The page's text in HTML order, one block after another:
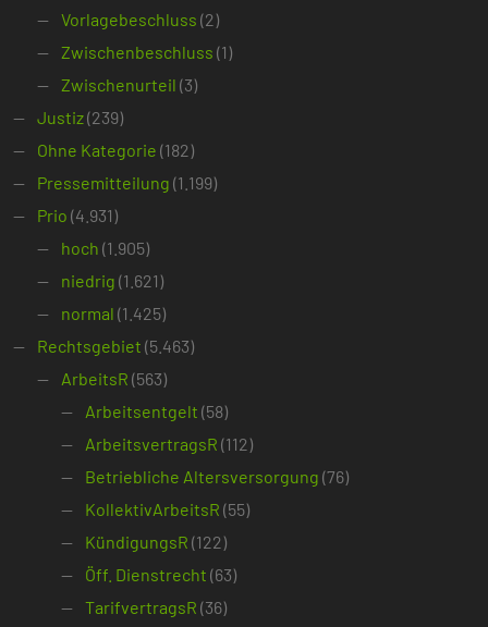
Vorlagebeschluss (2)
Zwischenbeschluss (1)
Zwischenurteil (3)
Justiz(239)
Ohne Kategorie (182)
Pressemitteilung (1.199)
Prio (4.931)
hoch (1.905)
niedrig (1.621)
normal (1.425)
Rechtsgebiet (5.463)
ArbeitsR (563)
Arbeitsentgelt (58)
ArbeitsvertragsR (112)
Betriebliche Altersversorgung (76)
KollektivArbeitsR (55)
KündigungsR (122)
Öff. Dienstrecht (63)
TarifvertragsR (36)